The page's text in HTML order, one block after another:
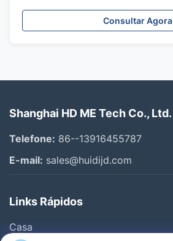
Consultar Agora
Shanghai HD ME Tech Co., Ltd.
Telefone: 86--13916455787
E-mail: sales@huidijd.com
Links Rápidos
Casa